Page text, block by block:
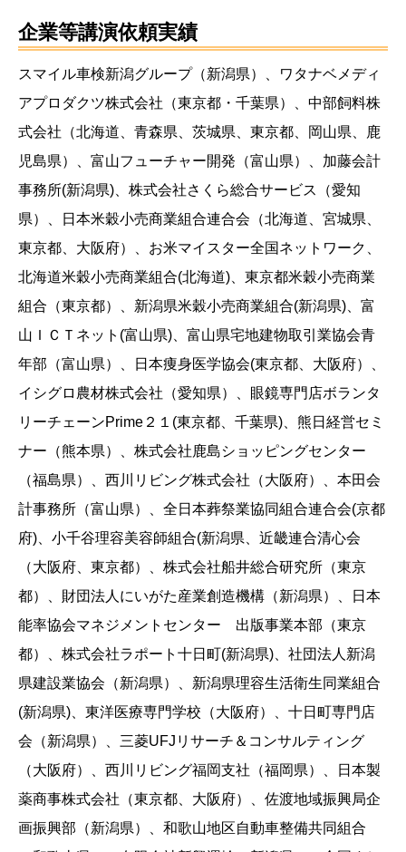
企業等講演依頼実績
スマイル車検新潟グループ（新潟県）、ワタナベメディ
アプロダクツ株式会社（東京都・千葉県）、中部飼料株
式会社（北海道、青森県、茨城県、東京都、岡山県、鹿
児島県）、富山フューチャー開発（富山県）、加藤会計
事務所(新潟県)、株式会社さくら総合サービス（愛知
県）、日本米穀小売商業組合連合会（北海道、宮城県、
東京都、大阪府）、お米マイスター全国ネットワーク、
北海道米穀小売商業組合(北海道)、東京都米穀小売商業
組合（東京都）、新潟県米穀小売商業組合(新潟県)、富
山ＩＣＴネット(富山県)、富山県宅地建物取引業協会青
年部（富山県）、日本痩身医学協会(東京都、大阪府）、
イシグロ農材株式会社（愛知県）、眼鏡専門店ボランタ
リーチェーンPrime２１(東京都、千葉県)、熊日経営セミ
ナー（熊本県）、株式会社鹿島ショッピングセンター
（福島県）、西川リビング株式会社（大阪府）、本田会
計事務所（富山県）、全日本葬祭業協同組合連合会(京都
府)、小千谷理容美容師組合(新潟県、近畿連合清心会
（大阪府、東京都）、株式会社船井総合研究所（東京
都）、財団法人にいがた産業創造機構（新潟県）、日本
能率協会マネジメントセンター 出版事業本部（東京
都）、株式会社ラポート十日町(新潟県)、社団法人新潟
県建設業協会（新潟県）、新潟県理容生活衛生同業組合
(新潟県)、東洋医療専門学校（大阪府）、十日町専門店
会（新潟県）、三菱UFJリサーチ＆コンサルティング
（大阪府）、西川リビング福岡支社（福岡県）、日本製
薬商事株式会社（東京都、大阪府）、佐渡地域振興局企
画振興部（新潟県）、和歌山地区自動車整備共同組合